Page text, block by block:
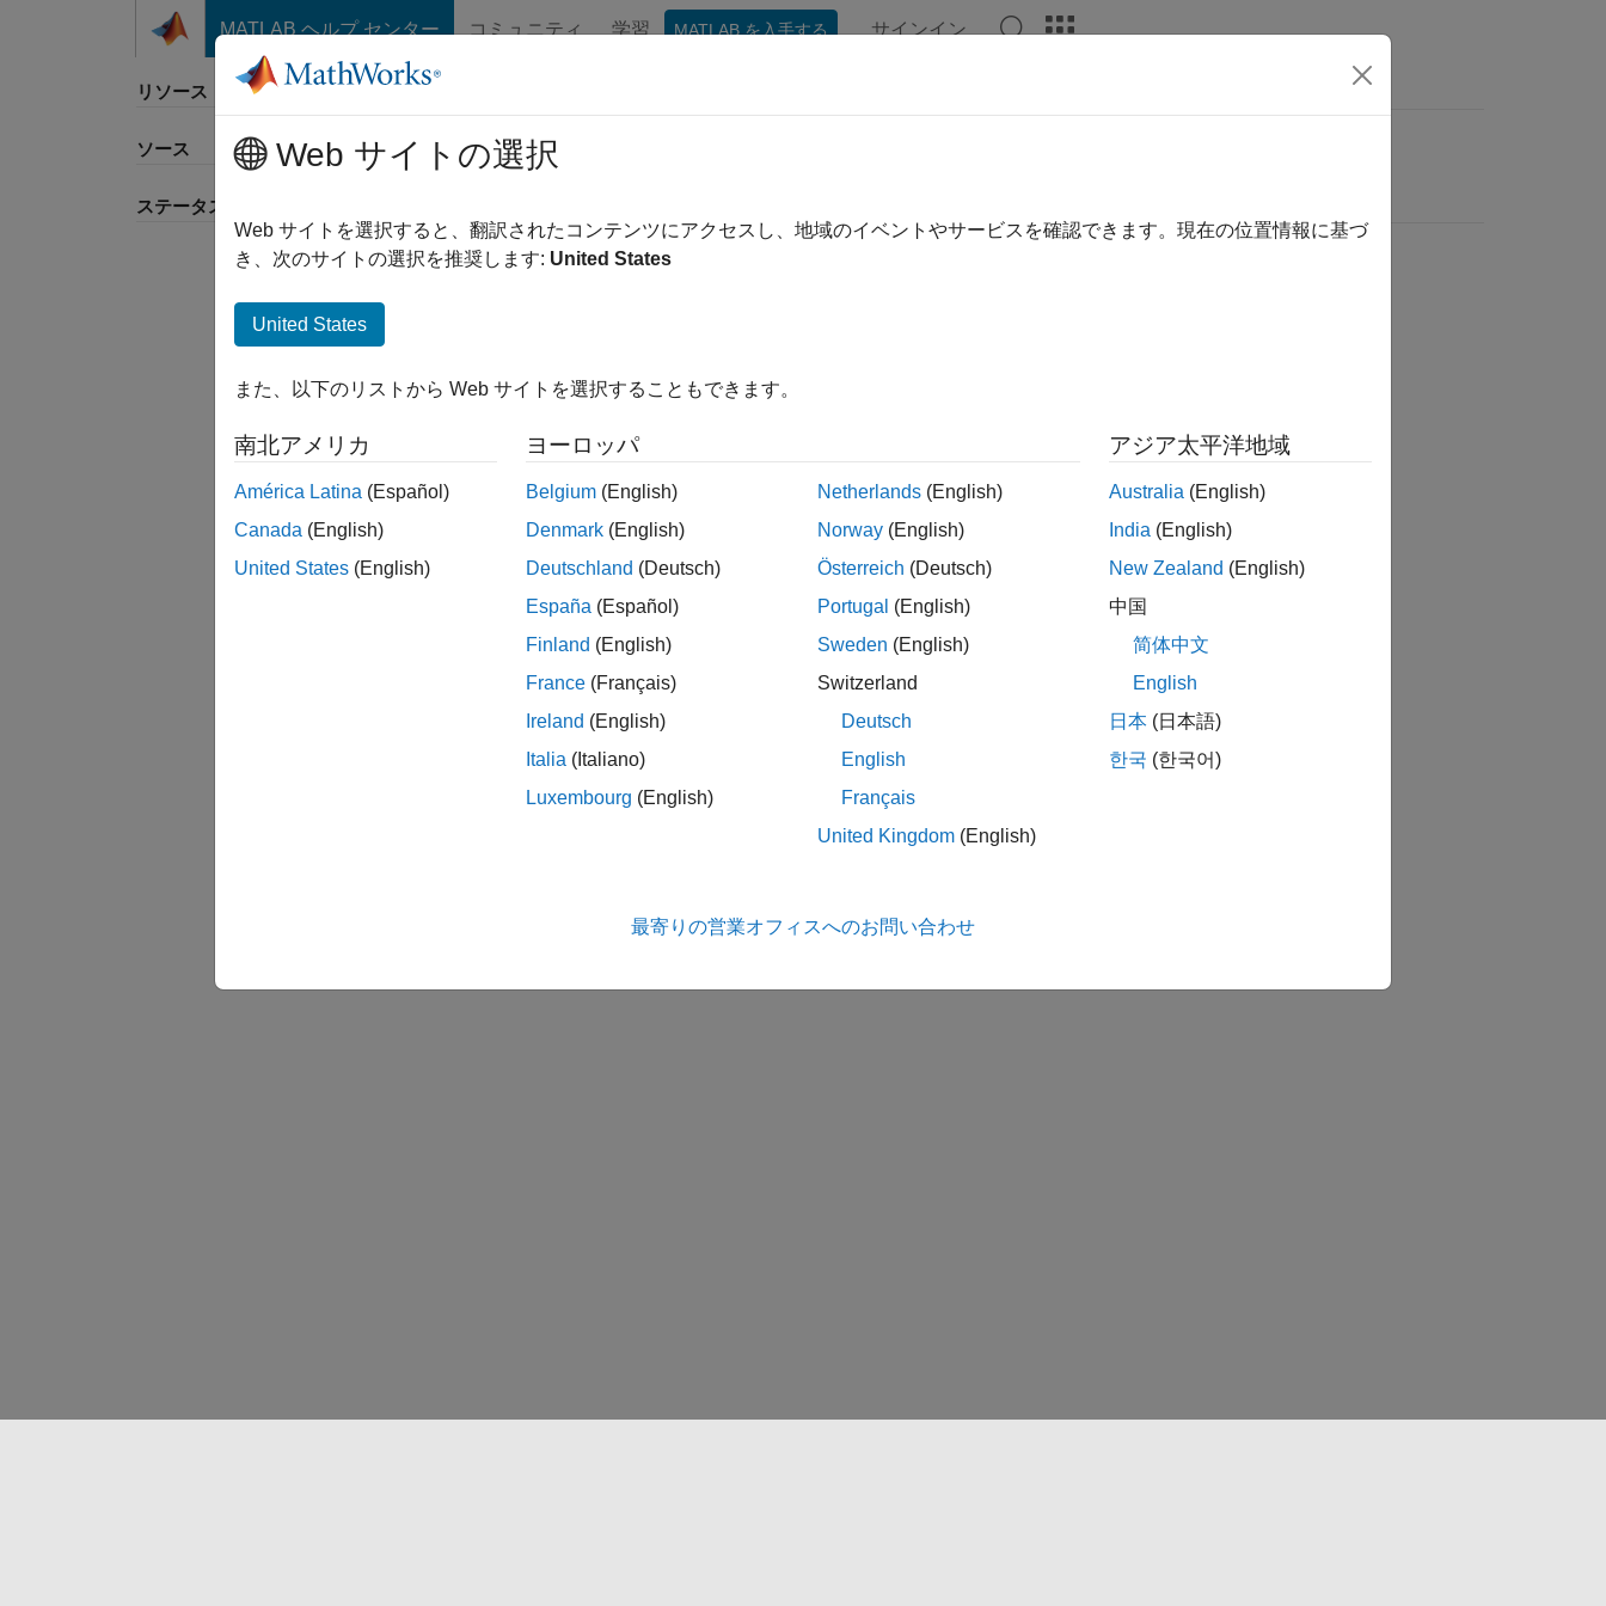
コンテンツへスキップ
MATLAB ヘルプ センター コミュニティ 学習 MATLAB を入手する サインイン
リソース
ソース
ステータス
並べ替え
Web サイトの選択
Web サイトを選択すると、翻訳されたコンテンツにアクセスし、地域のイベントやサービスを確認できます。現在の位置情報に基づ
き、次のサイトの選択を推奨します: United States
United States
また、以下のリストから Web サイトを選択することもできます。
南北アメリカ
América Latina (Español)
Canada (English)
United States (English)
ヨーロッパ
Belgium (English)
Denmark (English)
Deutschland (Deutsch)
España (Español)
Finland (English)
France (Français)
Ireland (English)
Italia (Italiano)
Luxembourg (English)
Netherlands (English)
Norway (English)
Österreich (Deutsch)
Portugal (English)
Sweden (English)
Switzerland
Deutsch
English
Français
United Kingdom (English)
アジア太平洋地域
Australia (English)
India (English)
New Zealand (English)
中国
简体中文
English
日本 (日本語)
한국 (한국어)
最寄りの営業オフィスへのお問い合わせ